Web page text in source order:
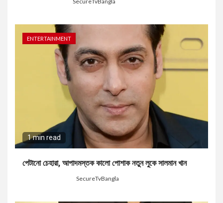
ENTERTAINMENT
1 min read
পেটানো চেহারা, আপাদমস্তক কালো পোশাক নতুন লুকে সালমান খান
SecureTvBangla